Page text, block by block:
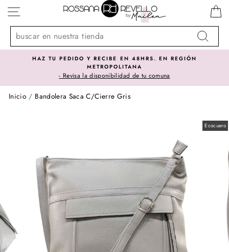
directamente
contenido
NAVEGACIÓN
Buscar
HAZ TU PEDIDO Y RECIBE EN 48HRS. EN REGIÓN
METROPOLITANA
- Revisa la disponibilidad de tu comuna
Inicio / Bandolera Saca C/Cierre Gris
Ecocuero